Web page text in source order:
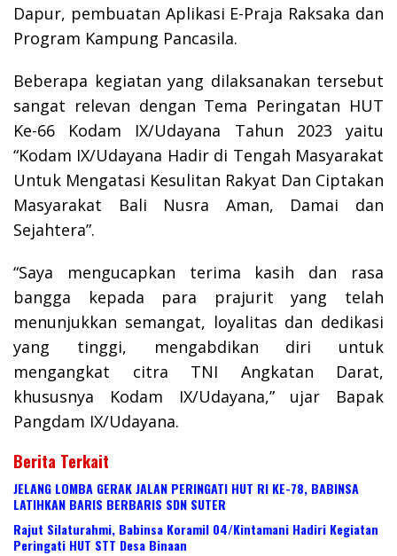
Dapur, pembuatan Aplikasi E-Praja Raksaka dan
Program Kampung Pancasila.
Beberapa kegiatan yang dilaksanakan tersebut
sangat relevan dengan Tema Peringatan HUT
Ke-66 Kodam IX/Udayana Tahun 2023 yaitu
“Kodam IX/Udayana Hadir di Tengah Masyarakat
Untuk Mengatasi Kesulitan Rakyat Dan Ciptakan
Masyarakat Bali Nusra Aman, Damai dan
Sejahtera”.
“Saya mengucapkan terima kasih dan rasa
bangga kepada para prajurit yang telah
menunjukkan semangat, loyalitas dan dedikasi
yang tinggi, mengabdikan diri untuk
mengangkat citra TNI Angkatan Darat,
khususnya Kodam IX/Udayana,” ujar Bapak
Pangdam IX/Udayana.
Berita Terkait
JELANG LOMBA GERAK JALAN PERINGATI HUT RI KE-78, BABINSA
LATIHKAN BARIS BERBARIS SDN SUTER
Rajut Silaturahmi, Babinsa Koramil 04/Kintamani Hadiri Kegiatan
Peringati HUT STT Desa Binaan